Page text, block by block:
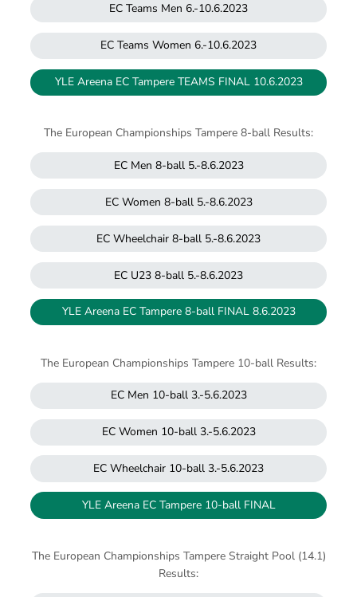
EC Teams Men 6.-10.6.2023
EC Teams Women 6.-10.6.2023
YLE Areena EC Tampere TEAMS FINAL 10.6.2023
The European Championships Tampere 8-ball Results:
EC Men 8-ball 5.-8.6.2023
EC Women 8-ball 5.-8.6.2023
EC Wheelchair 8-ball 5.-8.6.2023
EC U23 8-ball 5.-8.6.2023
YLE Areena EC Tampere 8-ball FINAL 8.6.2023
The European Championships Tampere 10-ball Results:
EC Men 10-ball 3.-5.6.2023
EC Women 10-ball 3.-5.6.2023
EC Wheelchair 10-ball 3.-5.6.2023
YLE Areena EC Tampere 10-ball FINAL
The European Championships Tampere Straight Pool (14.1)
Results: